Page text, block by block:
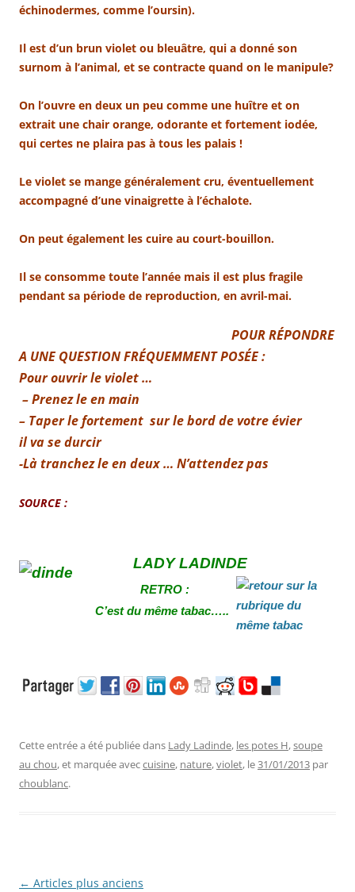
échinodermes, comme l’oursin).
Il est d’un brun violet ou bleuâtre, qui a donné son
surnom à l’animal, et se contracte quand on le manipule?
On l’ouvre en deux un peu comme une huître et on
extrait une chair orange, odorante et fortement iodée,
qui certes ne plaira pas à tous les palais !
Le violet se mange généralement cru, éventuellement
accompagné d’une vinaigrette à l’échalote.
On peut également les cuire au court-bouillon.
Il se consomme toute l’année mais il est plus fragile
pendant sa période de reproduction, en avril-mai.
POUR RÉPONDRE
A UNE QUESTION FRÉQUEMMENT POSÉE :
Pour ouvrir le violet …
– Prenez le en main
– Taper le fortement sur le bord de votre évier
il va se durcir
-Là tranchez le en deux … N’attendez pas
SOURCE :
LADY LADINDE
RETRO :
C’est du même tabac…..
Cette entrée a été publiée dans Lady Ladinde, les potes H,soupe
au chou, et marquée aveccuisine, nature,violet, le31/01/2013 par
choublanc.
Navigation
← Articles plus anciens